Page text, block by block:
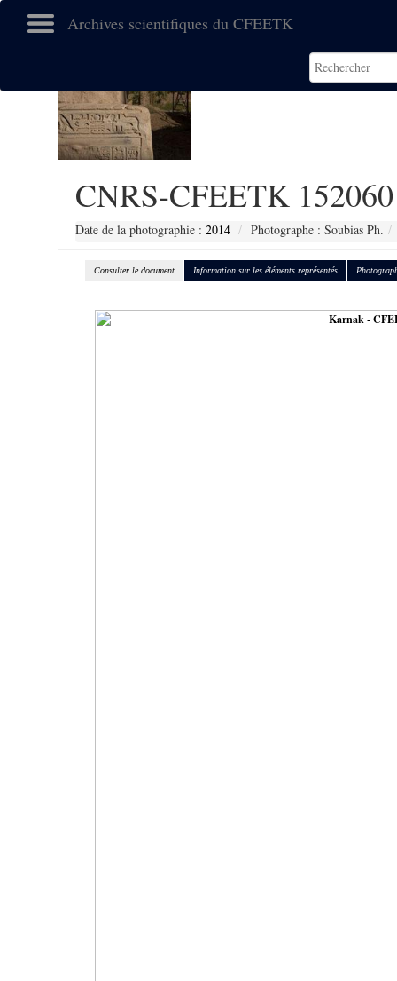
Archives scientifiques du CFEETK
CNRS-CFEETK 152060
Date de la photographie : 2014 Photographe : Soubias Ph.
Consulter le document Information sur les éléments représentés